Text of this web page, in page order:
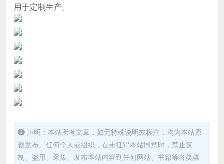
用于定制生产。
声明：本站所有文章，如无特殊说明或标注，均为本站原
创发布。任何个人或组织，在未征得本站同意时，禁止复
制、盗用、采集、发布本站内容到任何网站、书籍等各类媒